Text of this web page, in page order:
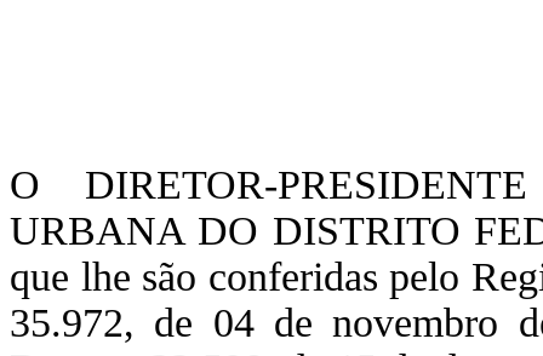
O DIRETOR-
URBANA DO DISTRITO
que lhe são conferidas pelo
35.972, de 04 de novembro